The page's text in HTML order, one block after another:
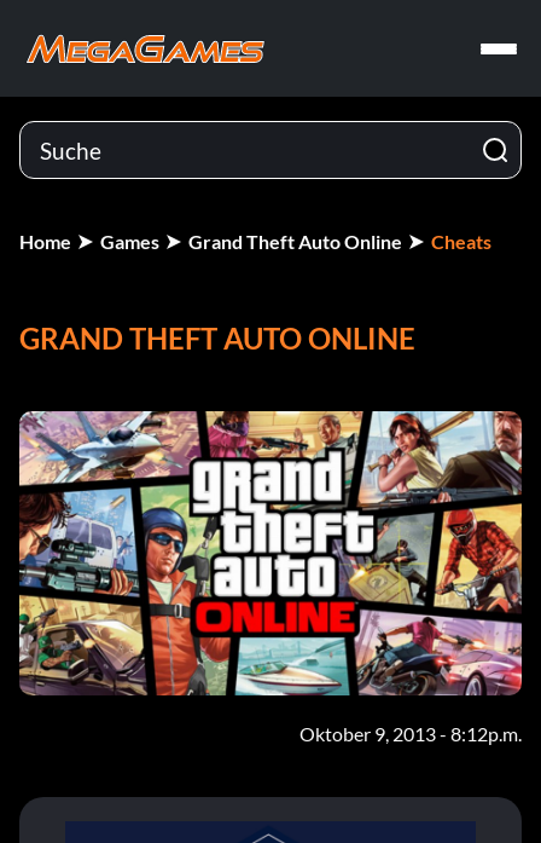
Home Games Grand Theft Auto Online Cheats
GRAND THEFT AUTO ONLINE
Oktober 9, 2013 - 8:12p.m.